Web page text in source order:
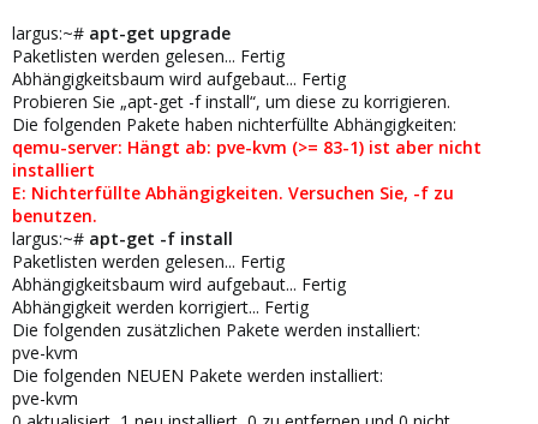
largus:~# apt-get upgrade
Paketlisten werden gelesen... Fertig
Abhängigkeitsbaum wird aufgebaut... Fertig
Probieren Sie „apt-get -f install“, um diese zu korrigieren.
Die folgenden Pakete haben nichterfüllte Abhängigkeiten:
qemu-server: Hängt ab: pve-kvm (>= 83-1) ist aber nicht
installiert
E: Nichterfüllte Abhängigkeiten. Versuchen Sie, -f zu
benutzen.
largus:~# apt-get -f install
Paketlisten werden gelesen... Fertig
Abhängigkeitsbaum wird aufgebaut... Fertig
Abhängigkeit werden korrigiert... Fertig
Die folgenden zusätzlichen Pakete werden installiert:
pve-kvm
Die folgenden NEUEN Pakete werden installiert:
pve-kvm